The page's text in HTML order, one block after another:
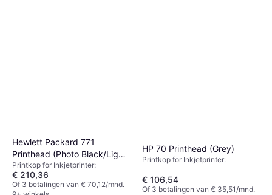
Hewlett Packard 771
Printhead (Photo Black/Light
Grey)
Printkop for Inkjetprinter:
€ 210,36
Of 3 betalingen van € 70,12/mnd.
HP 70 Printhead (Grey)
Printkop for Inkjetprinter:
€ 106,54
Of 3 betalingen van € 35,51/mnd.